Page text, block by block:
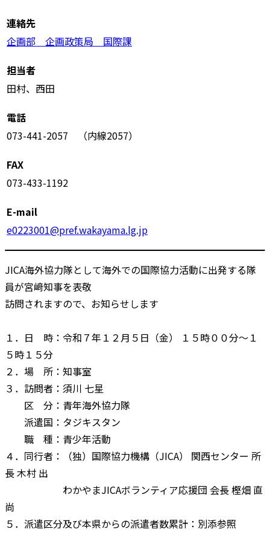
連絡先
企画部 企画政策局 国際課
担当者
田村、西田
電話
073-441-2057 （内線2057）
FAX
073-433-1192
E-mail
e0223001@pref.wakayama.lg.jp
JICA海外協力隊として海外での国際協力活動に出発する隊
員が宮﨑知事を表敬
訪問されますので、お知らせします
１．日 時：令和７年１２月５日（金） １５時００分～１
５時１５分
２．場 所：知事室
３．訪問者：須川 七星
区 分：青年海外協力隊
派遣国：タジキスタン
職 種：青少年活動
４．同行者：（独）国際協力機構（JICA） 関西センター 所
長 木村 出
わかやまJICAボランティア応援団 会長 樫畑 直
尚
５．派遣区分及び本県からの派遣者数累計：別添参照